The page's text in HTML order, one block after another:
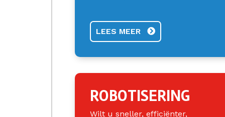
LEES MEER
ROBOTISERING
Wilt u sneller, efficiënter,